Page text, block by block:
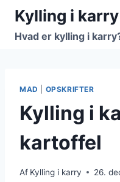
Fortsæt
indhold
Kylling i karry
Hvad er kylling i
MAD OPSKRIFTER
Kylling i
kartoffel
Af Kylling i karry 26.